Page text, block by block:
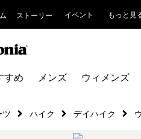
ストーリー イベント もっと見
すめ メンズ ウィメンズ
ツ ハイク デイハイク